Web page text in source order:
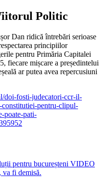
Politic
Dan ridică întrebări serioase
principiilor
pentru Primăria Capitalei
fiecare mișcare a președintelui
ar putea avea repercusiuni
doi-fosti-judecatori-ccr-il-
constitutiei-pentru-clipul-
poate-pati-
pentru bucureșteni VIDEO
fi demisă.